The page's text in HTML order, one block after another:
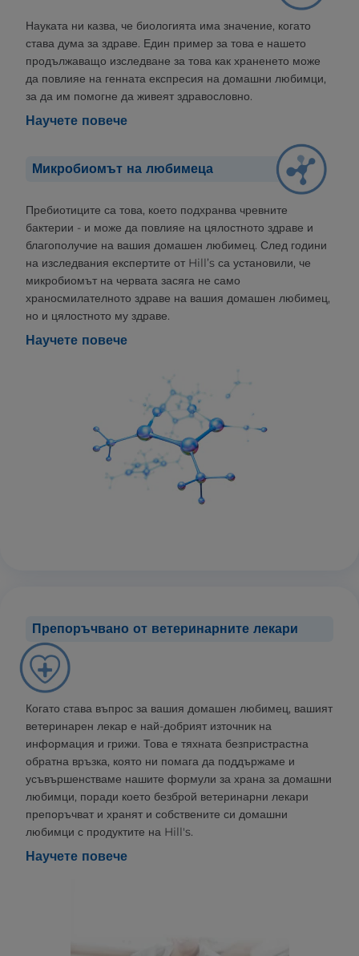
Науката ни казва, че биологията има значение, когато
става дума за здраве. Един пример за това е нашето
продължаващо изследване за това как храненето може
да повлияе на генната експресия на домашни любимци,
за да им помогне да живеят здравословно.
Научете повече
Микробиомът на любимеца
Пребиотиците са това, което подхранва чревните
бактерии - и може да повлияе на цялостното здраве и
благополучие на вашия домашен любимец. След години
на изследвания експертите от Hill’s са установили, че
микробиомът на червата засяга не само
храносмилателното здраве на вашия домашен любимец,
но и цялостното му здраве.
Научете повече
Препоръчвано от ветеринарните лекари
Когато става въпрос за вашия домашен любимец, вашият
ветеринарен лекар е най-добрият източник на
информация и грижи. Това е тяхната безпристрастна
обратна връзка, която ни помага да поддържаме и
усъвършенстваме нашите формули за храна за домашни
любимци, поради което безброй ветеринарни лекари
препоръчват и хранят и собствените си домашни
любимци с продуктите на Hill's.
Научете повече